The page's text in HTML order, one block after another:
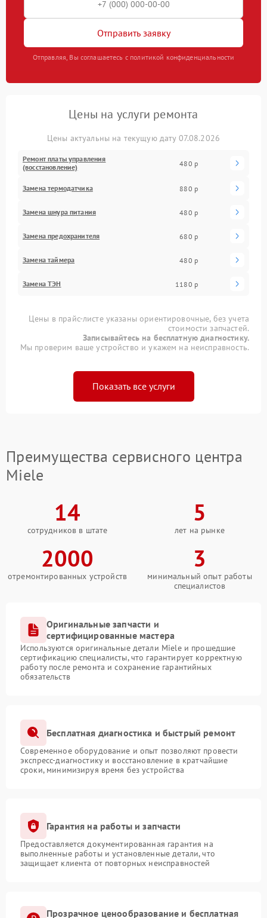
Отправить заявку
Отправляя, Вы соглашаетесь с политикой конфиденциальности
Цены на услуги ремонта
Цены актуальны на текущую дату 07.08.2026
Ремонт платы управления
(восстановление)
480 р
Замена термодатчика 880 р
Замена шнура питания 480 р
Замена предохранителя 680 р
Замена таймера 480 р
Замена ТЭН 1180 р
Цены в прайс-листе указаны ориентировочные, без учета
стоимости запчастей.
Записывайтесь на бесплатную диагностику.
Мы проверим ваше устройство и укажем на неисправность.
Показать все услуги
Преимущества сервисного центра
Miele
14
сотрудников в штате
5
лет на рынке
2000
отремонтированных устройств
3
минимальный опыт работы
специалистов
Оригинальные запчасти и
сертифицированные мастера
Используются оригинальные детали Miele и прошедшие
сертификацию специалисты, что гарантирует корректную
работу после ремонта и сохранение гарантийных
обязательств
Бесплатная диагностика и быстрый ремонт
Современное оборудование и опыт позволяют провести
экспресс-диагностику и восстановление в кратчайшие
сроки, минимизируя время без устройства
Гарантия на работы и запчасти
Предоставляется документированная гарантия на
выполненные работы и установленные детали, что
защищает клиента от повторных неисправностей
Прозрачное ценообразование и бесплатная